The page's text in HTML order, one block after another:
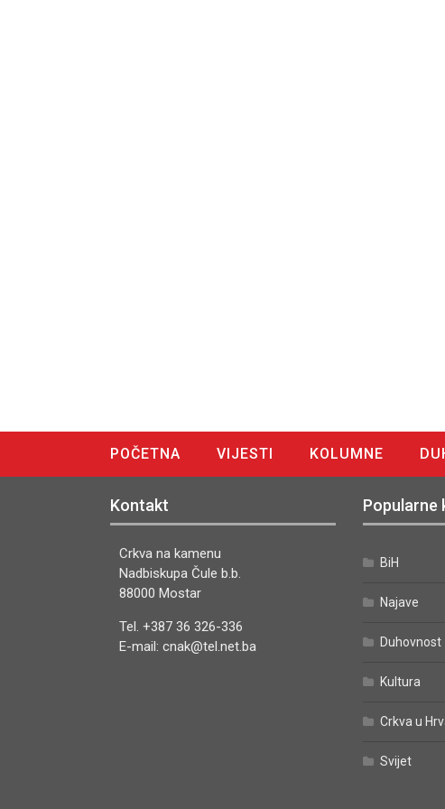
POČETNA VIJESTI KOLUMNE
Kontakt
Crkva na kamenu
Nadbiskupa Čule b.b.
88000 Mostar
Tel. +387 36 326-336
E-mail: cnak@tel.net.ba
Popularne
BiH
Najave
Duhovnost
Kultura
Crkva u
Svijet